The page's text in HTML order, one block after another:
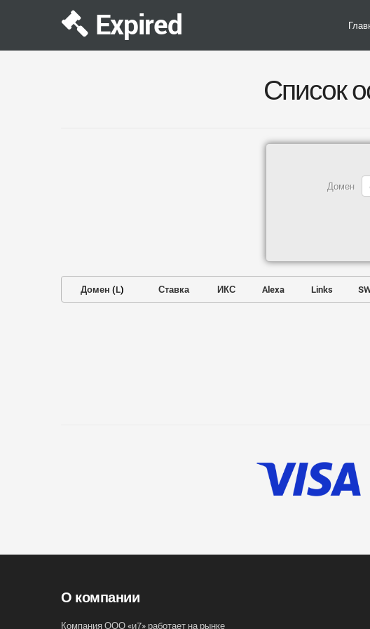
Expired
Список
Домен
Домен (L) Ставка ИКС Alexa Links
О компании
Компания ООО «и7» работает на рынке